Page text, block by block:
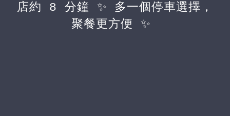
店約 8 分鐘 ✨ 多一個停車選擇，
聚餐更方便 ✨